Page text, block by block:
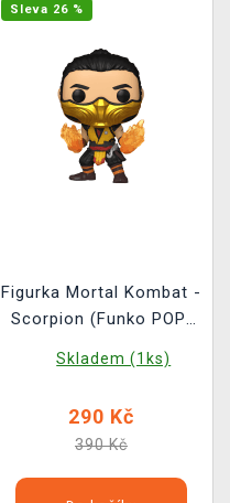
Sleva 26 %
Figurka Mortal Kombat -
Scorpion (Funko POP!
Skladem (1ks)
290 Kč
390 Kč